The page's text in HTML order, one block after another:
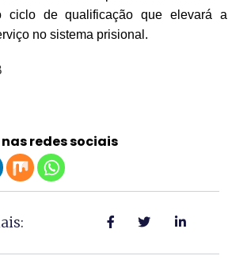
ciclo de qualificação que elevará a
no sistema prisional.
redes sociais